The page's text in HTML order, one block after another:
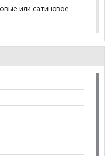
или сатиновое
о том, как купить
нашего менеджера по
100диванов.com
магазина
магазинах-